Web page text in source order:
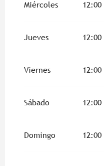
Miércoles
Jueves
Viernes
Sábado
Domingo